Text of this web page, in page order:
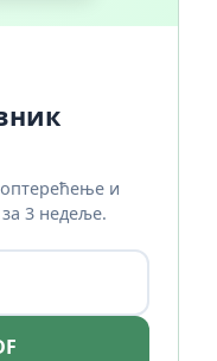
и
3 недеље.